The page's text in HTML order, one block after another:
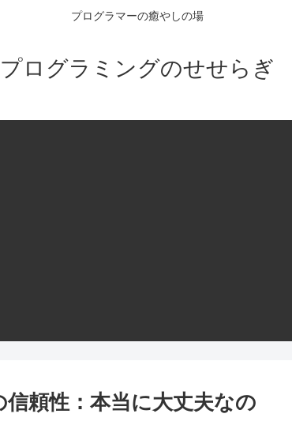
プログラマーの癒やしの場
プログラミングのせせらぎ
頼性：本当に大丈夫なの